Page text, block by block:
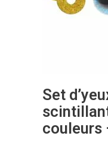
Set
couleurs